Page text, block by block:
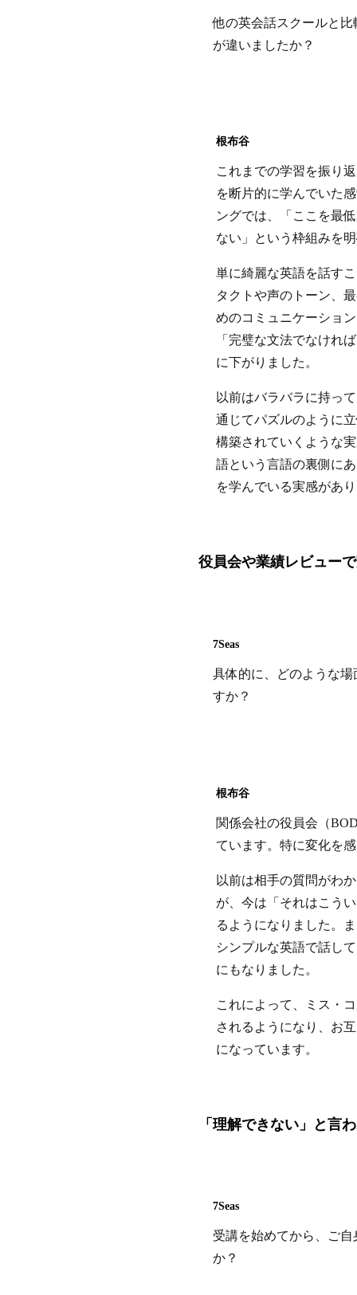
他の英会話スクールと
が違いましたか？
根布谷
これまでの学習を振り
を断片的に学んでいた
ングでは、「ここを最
ない」という枠組みを
単に綺麗な英語を話す
タクトや声のトーン、
めのコミュニケーショ
「完璧な文法でなけれ
に下がりました。
以前はバラバラに持っ
通じてパズルのように
構築されていくような
語という言語の裏側に
を学んでいる実感があ
役員会や業績レビュー
7Seas
具体的に、どのような
すか？
根布谷
関係会社の役員会（
ています。特に変化を
以前は相手の質問がわ
が、今は「それはこう
るようになりました。
シンプルな英語で話し
にもなりました。
これによって、ミス・
されるようになり、お
になっています。
「理解できない」と言
7Seas
受講を始めてから、ご
か？